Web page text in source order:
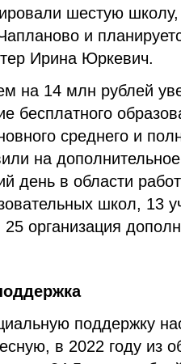
шестую
и
Ирина Юркевич.
на 14 млн рублей
бесплатного
среднего и
на
день в области
школ, 13
организация
поддержку
в 2022 году из